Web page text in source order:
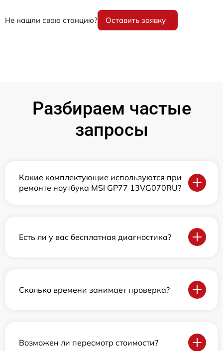
Не нашли свою станцию? Оставить заявку
Разбираем частые
запросы
Какие комплектующие используются при
ремонте ноутбука MSI GP77 13VG070RU?
Есть ли у вас бесплатная диагностика?
Сколько времени занимает проверка?
Возможен ли пересмотр стоимости?